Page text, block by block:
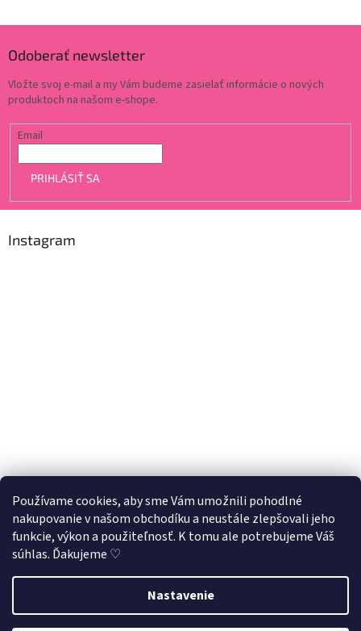
Používame cookies, aby sme Vám umožnili pohodlné
nakupovanie v našom obchodíku a neustále zlepšovali jeho
funkcie, výkon a použiteľnosť. K tomu ale potrebujeme Váš
súhlas. Ďakujeme ♡
Nastavenie
Využite našu letnú 33% zľavu na všetky produktyv kategórii
Odoberať newsletter
Vložte svoj e-mail a my Vám budeme zasielať informácie o nových
produktoch na našom e-shope.
Email
PRIHLÁSIŤ SA
Instagram
Sledovať na Instagrame
Vytvoril Shoptet